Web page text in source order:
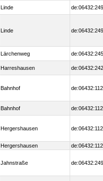
Linde
Linde
Lärchenweg
Harreshausen
Bahnhof
Bahnhof
Hergershausen
Hergershausen
Jahnstraße